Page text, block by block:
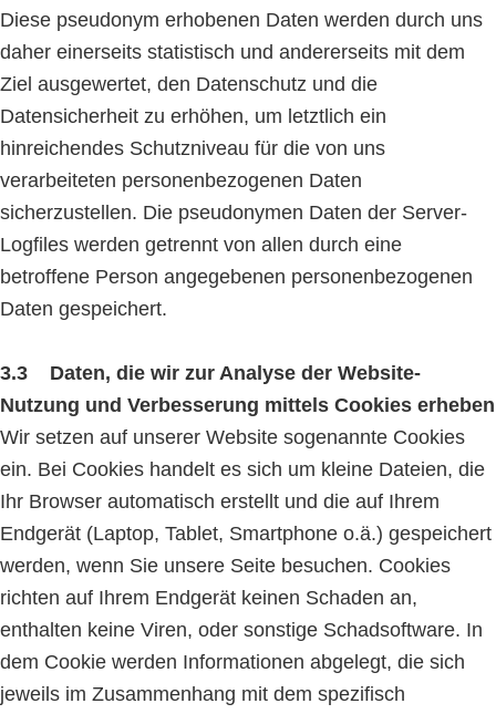
Diese pseudonym erhobenen Daten werden durch uns
daher einerseits statistisch und andererseits mit dem
Ziel ausgewertet, den Datenschutz und die
Datensicherheit zu erhöhen, um letztlich ein
hinreichendes Schutzniveau für die von uns
verarbeiteten personenbezogenen Daten
sicherzustellen. Die pseudonymen Daten der Server-
Logfiles werden getrennt von allen durch eine
betroffene Person angegebenen personenbezogenen
Daten gespeichert.
3.3 Daten, die wir zur Analyse der Website-
Nutzung und Verbesserung mittels Cookies erheben
Wir setzen auf unserer Website sogenannte Cookies
ein. Bei Cookies handelt es sich um kleine Dateien, die
Ihr Browser automatisch erstellt und die auf Ihrem
Endgerät (Laptop, Tablet, Smartphone o.ä.) gespeichert
werden, wenn Sie unsere Seite besuchen. Cookies
richten auf Ihrem Endgerät keinen Schaden an,
enthalten keine Viren, oder sonstige Schadsoftware. In
dem Cookie werden Informationen abgelegt, die sich
jeweils im Zusammenhang mit dem spezifisch